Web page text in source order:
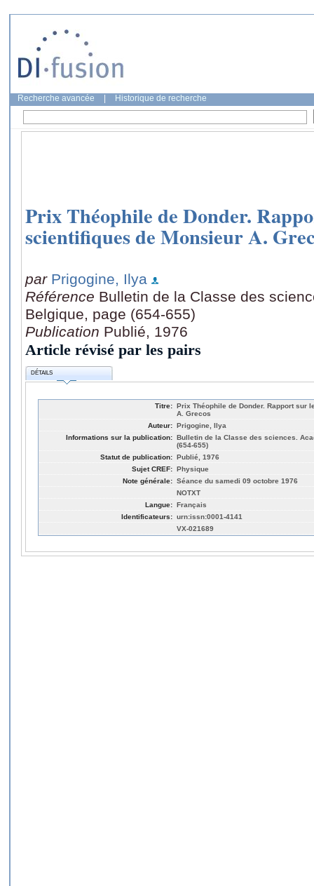
Recherche avancée Historique de recherche
Prix Théophile de Donder.
scientifiques de Monsieur A.
par Prigogine, Ilya
Référence Bulletin de la Classe des
Belgique, page (654-655)
Publication Publié, 1976
Article révisé par les pairs
DÉTAILS
Titre: Prix Théophile de Donder. Rapport sur
A. Grecos
Auteur: Prigogine, Ilya
Informations sur la publication: Bulletin de la Classe des sciences.
(654-655)
Statut de publication: Publié, 1976
Sujet CREF: Physique
Note générale: Séance du samedi 09 octobre 1976
NOTXT
Langue: Français
Identificateurs: urn:issn:0001-4141
VX-021689